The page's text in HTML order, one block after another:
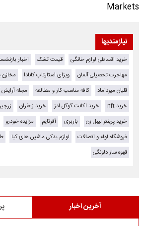
Markets
نیازمندیها
خرید اقساطی لوازم خانگی قیمت تشک
اخبار
مهاجرت تحصیلی آلمان
ویزای استارتاپ کانادا مخازن
قلیان میرداماد
کافه مناسب کار و مطالعه مجله آرایش
خرید nft
خرید اکانت گوگل ادز خرید زعفران
خرید پرینتر لیبل زن
باربری آفرتایم مزایده خودرو
فروشگاه لوله و اتصالات
لوازم یدکی ماشین های کیا
قهوه ساز دلونگی
آخرین اخبار